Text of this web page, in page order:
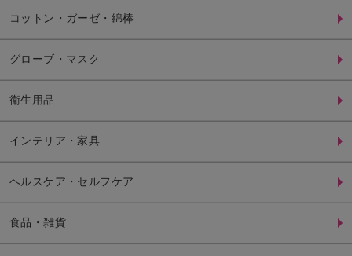
コットン・ガーゼ・綿棒
グローブ・マスク
衛生用品
インテリア・家具
ヘルスケア・セルフケア
食品・雑貨